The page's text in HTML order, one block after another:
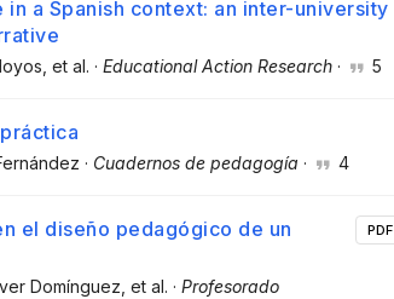
a Spanish context: an inter-university
, et al. · Educational Action Research · 5
· Cuadernos de pedagogía · 4
el diseño pedagógico de un
Domínguez , et al. · Profesorado
PDF